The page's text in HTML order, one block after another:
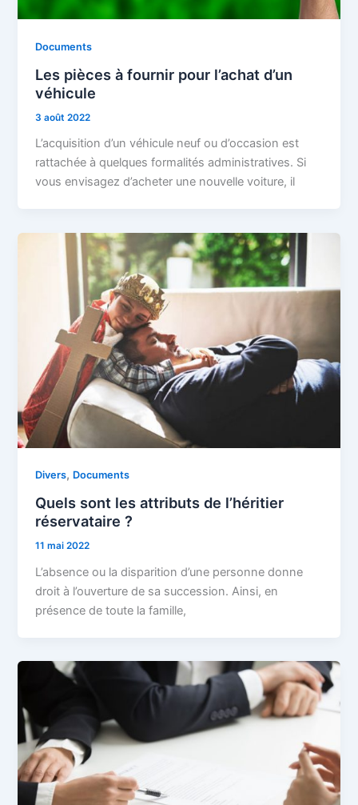
Documents
Les pièces à fournir pour l’achat d’un
véhicule
3 août 2022
L’acquisition d’un véhicule neuf ou d’occasion est
rattachée à quelques formalités administratives. Si
vous envisagez d’acheter une nouvelle voiture, il
Divers, Documents
Quels sont les attributs de l’héritier
réservataire ?
11 mai 2022
L’absence ou la disparition d’une personne donne
droit à l’ouverture de sa succession. Ainsi, en
présence de toute la famille,